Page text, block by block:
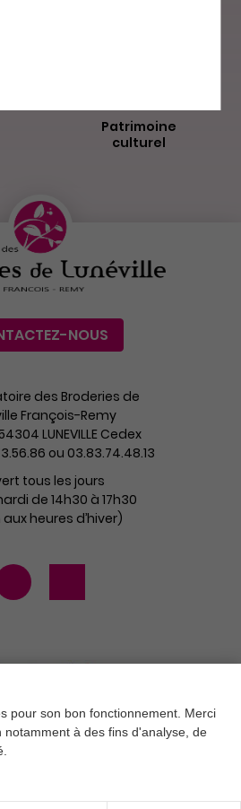
pour son bon fonctionnement. Merci
à des fins d'analyse, de
Patrimoine
culturel
NOUS
des Broderies de
François-Remy
LUNEVILLE Cedex
ou 03.83.74.48.13
tous les jours
de 14h30 à 17h30
aux heures d’hiver)